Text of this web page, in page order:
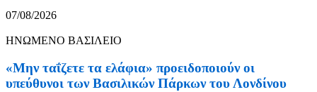
07/08/2026
ΗΝΩΜΕΝΟ ΒΑΣΙΛΕΙΟ
«Μην ταΐζετε τα ελάφια» προειδοποιούν οι
υπεύθυνοι των Βασιλικών Πάρκων του Λονδίνου